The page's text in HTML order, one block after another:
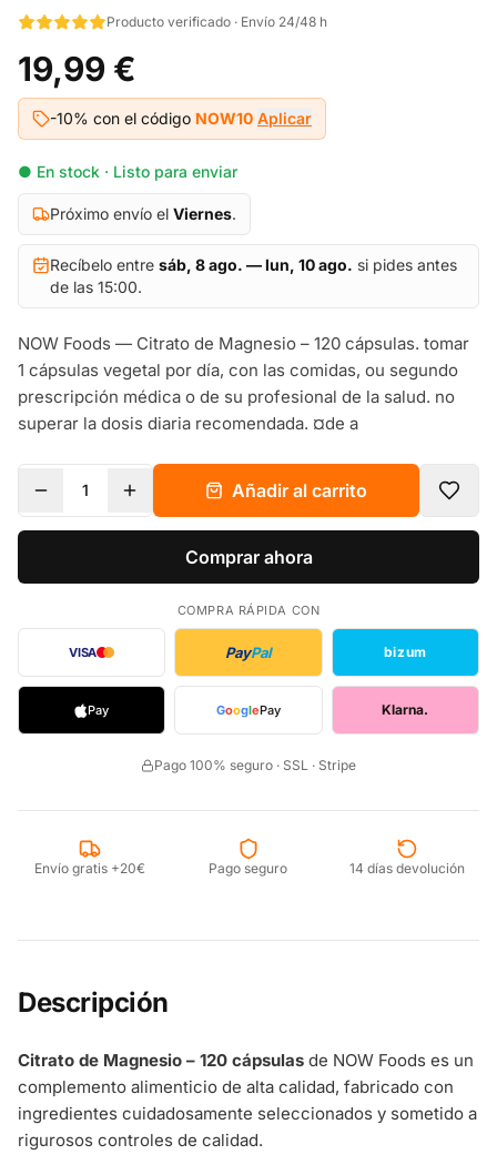
Producto verificado · Envío 24/48 h
19,99 €
-10% con el código NOW10 Aplicar
● En stock · Listo para enviar
Próximo envío el Viernes.
Recíbelo entre sáb, 8 ago. — lun, 10 ago. si pides antes
de las 15:00.
NOW Foods — Citrato de Magnesio – 120 cápsulas. tomar
1 cápsulas vegetal por día, con las comidas, ou segundo
prescripción médica o de su profesional de la salud. no
superar la dosis diaria recomendada. ¤de a
1 Añadir al carrito
Comprar ahora
COMPRA RÁPIDA CON
VISA PayPal bizum
Pay GooglePay Klarna.
Pago 100% seguro · SSL · Stripe
Envío gratis +20€ Pago seguro 14 días devolución
Descripción
Citrato de Magnesio – 120 cápsulas de NOW Foods es un
complemento alimenticio de alta calidad, fabricado con
ingredientes cuidadosamente seleccionados y sometido a
rigurosos controles de calidad.